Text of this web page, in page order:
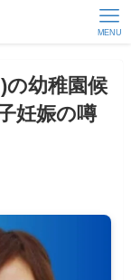
MENU
の幼稚園候
妊娠の噂